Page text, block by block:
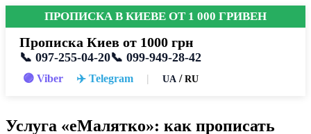
ПРОПИСКА В КИЕВЕ ОТ 1 000 ГРИВЕН
Прописка Киев от 1000 грн
📞 097-255-04-20📞 099-949-28-42
🟣 Viber ✈️ Telegram | UA / RU
Услуга «еМалятко»: как прописать